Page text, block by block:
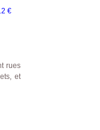
€
rues
et